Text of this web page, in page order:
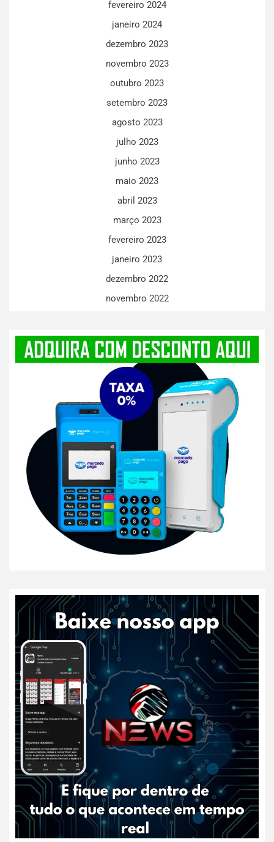
fevereiro 2024
janeiro 2024
dezembro 2023
novembro 2023
outubro 2023
setembro 2023
agosto 2023
julho 2023
junho 2023
maio 2023
abril 2023
março 2023
fevereiro 2023
janeiro 2023
dezembro 2022
novembro 2022